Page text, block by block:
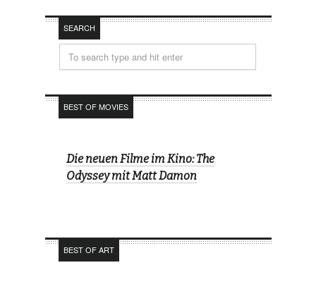
SEARCH
BEST OF MOVIES
Die neuen Filme im Kino: The
Odyssey mit Matt Damon
BEST OF ART